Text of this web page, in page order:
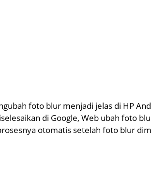
foto blur menjadi jelas di HP
di Google, Web ubah foto
otomatis setelah foto blur